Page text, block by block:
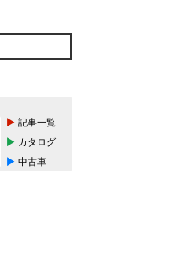
記事一覧
カタログ
中古車